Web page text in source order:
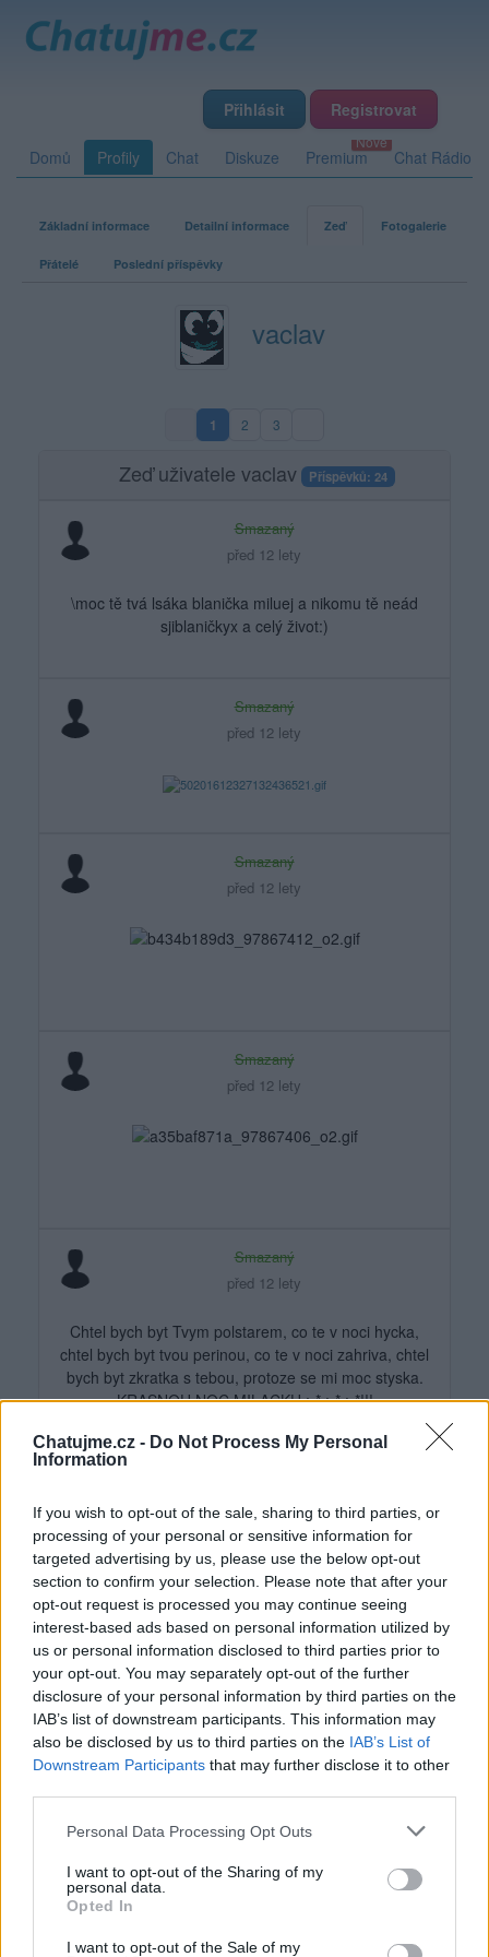
Chatujme.cz - Do Not Process My Personal
Information
If you wish to opt-out of the sale, sharing to third parties, or
processing of your personal or sensitive information for
targeted advertising by us, please use the below opt-out
section to confirm your selection. Please note that after your
opt-out request is processed you may continue seeing
interest-based ads based on personal information utilized by
us or personal information disclosed to third parties prior to
your opt-out. You may separately opt-out of the further
disclosure of your personal information by third parties on the
IAB’s list of downstream participants. This information may
also be disclosed by us to third parties on the IAB’s List of
Downstream Participants that may further disclose it to other
Personal Data Processing Opt Outs
I want to opt-out of the Sharing of my
personal data.
Opted In
I want to opt-out of the Sale of my
Přihlásit Registrovat
Domů Profily Chat Diskuze Premium Chat Rádio
Základní informace Detailní informace Zeď Fotogalerie
Přátelé Poslední příspěvky
vaclav
1(aktuální strana)
2 3
Zeď uživatele vaclav Příspěvků: 24
Smazaný
před 12 lety
\moc tě tvá lsáka blanička miluej a nikomu tě neád
sjiblaničkyx a celý život:)
Smazaný
před 12 lety
Smazaný
před 12 lety
Smazaný
před 12 lety
Smazaný
před 12 lety
Chtel bych byt Tvym polstarem, co te v noci hycka,
chtel bych byt tvou perinou, co te v noci zahriva, chtel
bych byt zkratka s tebou, protoze se mi moc styska.
KRASNOU NOC MILACKU :-* :-* :-*!!!
před 12 lety
Milacku jsi vazne ten nejuzasnejsi medvidek ktereho
znam, nikdy o tebe nechci prijit. Jsi to nejdulezitejsi v
mem zivote jsi muj vzduch a bez neho se prece neda
zit.
Smazaný
před 12 lety
Chci Tě hladit, chci Tě líbat. Do očí se Ti dlouze dívat.
Objímat Tě celý den, to vše teď můj je velký sen. Miluji
Tě.